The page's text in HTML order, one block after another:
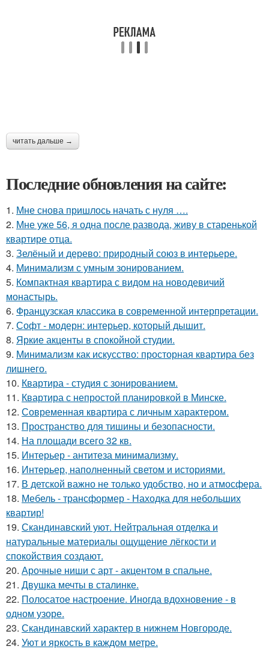
читать дальше →
Последние обновления на сайте:
1. Мне снова пришлось начать с нуля ….
2. Мне уже 56, я одна после развода, живу в старенькой
квартире отца.
3. Зелёный и дерево: природный союз в интерьере.
4. Минимализм с умным зонированием.
5. Компактная квартира с видом на новодевичий
монастырь.
6. Французская классика в современной интерпретации.
7. Софт - модерн: интерьер, который дышит.
8. Яркие акценты в спокойной студии.
9. Минимализм как искусство: просторная квартира без
лишнего.
10. Квартира - студия с зонированием.
11. Квартира с непростой планировкой в Минске.
12. Современная квартира с личным характером.
13. Пространство для тишины и безопасности.
14. На площади всего 32 кв.
15. Интерьер - антитеза минимализму.
16. Интерьер, наполненный светом и историями.
17. В детской важно не только удобство, но и атмосфера.
18. Мебель - трансформер - Находка для небольших
квартир!
19. Скандинавский уют. Нейтральная отделка и
натуральные материалы ощущение лёгкости и
спокойствия создают.
20. Арочные ниши с арт - акцентом в спальне.
21. Двушка мечты в сталинке.
22. Полосатое настроение. Иногда вдохновение - в
одном узоре.
23. Скандинавский характер в нижнем Новгороде.
24. Уют и яркость в каждом метре.